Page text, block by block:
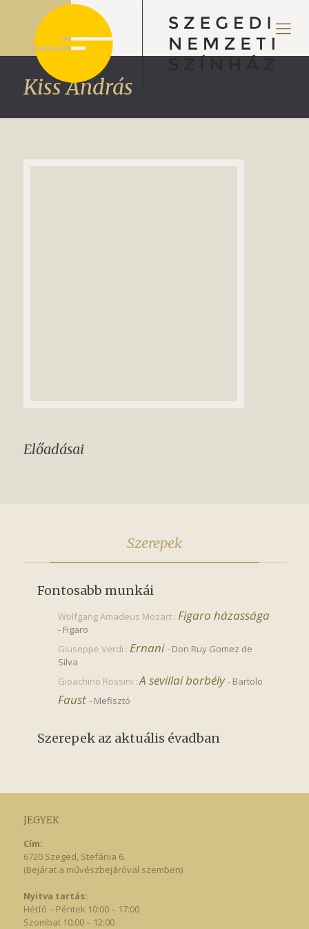
Kiss András
Előadásai
Szerepek
Fontosabb munkái
Wolfgang Amadeus Mozart : Figaro házassága
- Figaro
Giuseppe Verdi : Ernani - Don Ruy Gomez de
Silva
Gioachino Rossini :A sevillai borbély - Bartolo
Faust - Mefisztó
Szerepek az aktuális évadban
JEGYEK
Cím:
6720 Szeged, Stefánia 6.
(Bejárat a művészbejáróval szemben)
Nyitva tartás:
Hétfő – Péntek 10:00 – 17:00
Szombat 10:00 – 12:00